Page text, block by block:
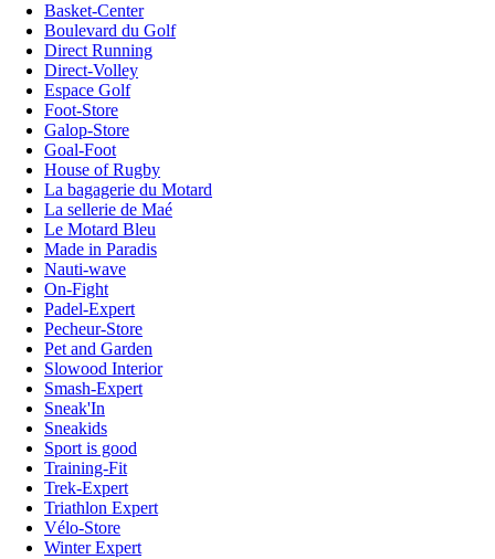
Basket-Center
Boulevard du Golf
Direct Running
Direct-Volley
Espace Golf
Foot-Store
Galop-Store
Goal-Foot
House of Rugby
La bagagerie du Motard
La sellerie de Maé
Le Motard Bleu
Made in Paradis
Nauti-wave
On-Fight
Padel-Expert
Pecheur-Store
Pet and Garden
Slowood Interior
Smash-Expert
Sneak'In
Sneakids
Sport is good
Training-Fit
Trek-Expert
Triathlon Expert
Vélo-Store
Winter Expert